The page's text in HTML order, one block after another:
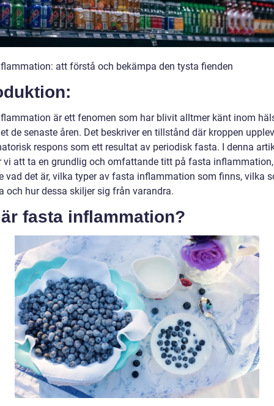
att förstå och bekämpa den tysta fienden
är ett fenomen som har blivit alltmer känt inom
de senaste åren. Det beskriver en tillstånd där kroppen
respons som ett resultat av periodisk fasta. I denna
vi att ta en grundlig och omfattande titt på fasta inflammation,
vad det är, vilka typer av fasta inflammation som finns, vilka
och hur dessa skiljer sig från varandra.
fasta inflammation?